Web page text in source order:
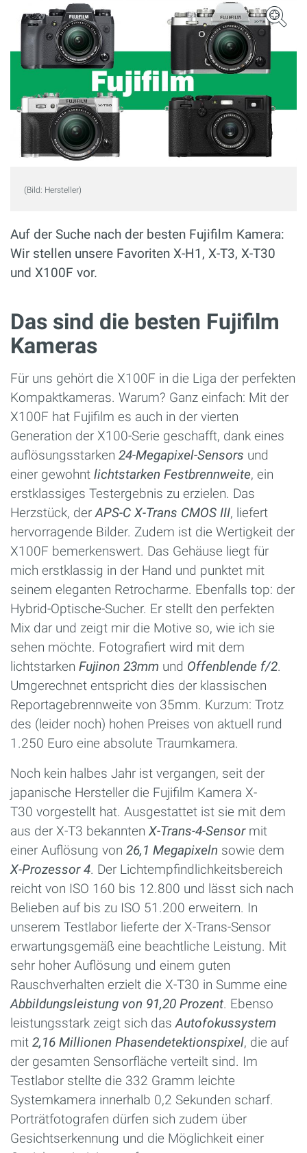
(Bild: Hersteller)
Auf der Suche nach der besten Fujifilm Kamera:
Wir stellen unsere Favoriten X-H1, X-T3, X-T30
und X100F vor.
Das sind die besten Fujifilm
Kameras
Für uns gehört die X100F in die Liga der perfekten
Kompaktkameras. Warum? Ganz einfach: Mit der
X100F hat Fujifilm es auch in der vierten
Generation der X100-Serie geschafft, dank eines
auflösungsstarken 24-Megapixel-Sensors und
einer gewohnt lichtstarken Festbrennweite, ein
erstklassiges Testergebnis zu erzielen. Das
Herzstück, derAPS-C X-Trans CMOS III, liefert
hervorragende Bilder. Zudem ist die Wertigkeit der
X100F bemerkenswert. Das Gehäuse liegt für
mich erstklassig in der Hand und punktet mit
seinem eleganten Retrocharme. Ebenfalls top: der
Hybrid-Optische-Sucher. Er stellt den perfekten
Mix dar und zeigt mir die Motive so, wie ich sie
sehen möchte. Fotografiert wird mit dem
lichtstarken Fujinon 23mm und Offenblende f/2.
Umgerechnet entspricht dies der klassischen
Reportagebrennweite von 35mm. Kurzum: Trotz
des (leider noch) hohen Preises von aktuell rund
1.250 Euro eine absolute Traumkamera.
Noch kein halbes Jahr ist vergangen, seit der
japanische Hersteller die Fujifilm Kamera X-
T30 vorgestellt hat. Ausgestattet ist sie mit dem
aus der X-T3 bekannten X-Trans-4-Sensormit
einer Auflösung von 26,1 Megapixeln sowie dem
X-Prozessor 4. Der Lichtempfindlichkeitsbereich
reicht von ISO 160 bis 12.800 und lässt sich nach
Belieben auf bis zu ISO 51.200 erweitern. In
unserem Testlabor lieferte der X-Trans-Sensor
erwartungsgemäß eine beachtliche Leistung. Mit
sehr hoher Auflösung und einem guten
Rauschverhalten erzielt die X-T30 in Summe eine
Abbildungsleistung von 91,20 Prozent. Ebenso
leistungsstark zeigt sich dasAutofokussystem
mit 2,16 Millionen Phasendetektionspixel, die auf
der gesamten Sensorfläche verteilt sind. Im
Testlabor stellte die 332 Gramm leichte
Systemkamera innerhalb 0,2 Sekunden scharf.
Porträtfotografen dürfen sich zudem über
Gesichtserkennung und die Möglichkeit einer